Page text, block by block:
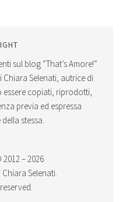
sul blog “That’s Amore!”
Selenati, autrice di
essere copiati, riprodotti,
previa ed espressa
stessa.
– 2026
Chiara Selenati.